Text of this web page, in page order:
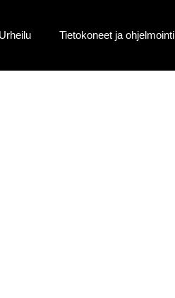
Urheilu Tietokoneet ja ohjelmointi